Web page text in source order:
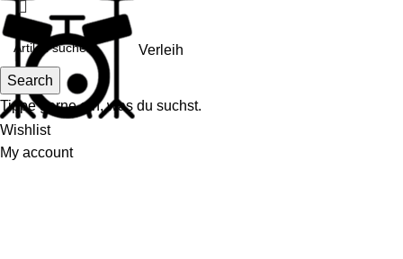
Search
Tippe gerne ein, was du suchst.
Verleih
Wishlist
My account